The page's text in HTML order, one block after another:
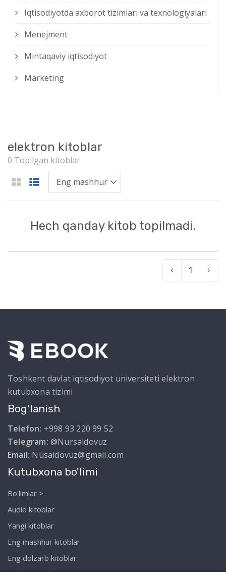
Iqtisodiyotda axborot tizimlari va texnologiyalari
Menejment
Mintaqaviy iqtisodiyot
Marketing
elektron kitoblar
0 Topilgan kitoblar
Hech qanday kitob topilmadi.
‹ 1 ›
Toshkent davlat iqtisodiyot universiteti elektron
kutubxona tizimi
Bog'lanish
Telefon: +998 93 220 99 52
Telegram: @Nursaidovuz
Email: Nusaidovuz@gmail.com
Kutubxona bo'limi
Bo'limlar >
Audio kitoblar
Yangi kitoblar
Eng mashhur kitoblar
Eng dolzarb kitoblar